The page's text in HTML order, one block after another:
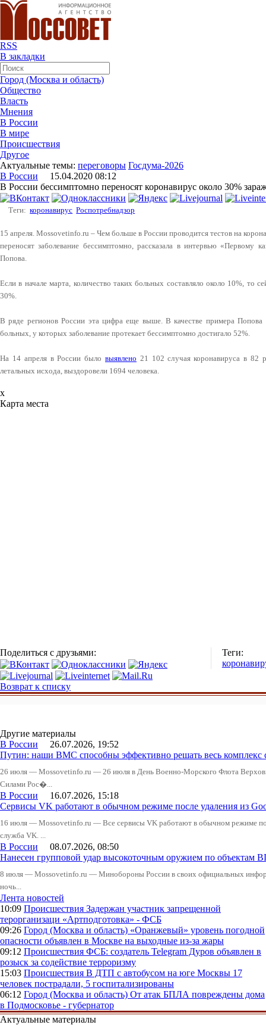
RSS
В закладки
Город (Москва и область)
Общество
Власть
Мнения
В России
В мире
Происшествия
Другое
Актуальные темы: переговоры Госдума-2026
В России 15.04.2020 08:12
В России бессимптомно переносят коронавирус около 30%
Теги: коронавирус Роспотребнадзор
15 апреля. Mossovetinfo.ru – Чем больше в России проводится тестов на
переносят заболевание бессимптомно, рассказала в интервью «Первому
Попова.
Если в начале марта, количество таких больных составляло около 10%, то
30%.
В ряде регионов России эта цифра еще выше. В качестве примера Попова
больных, у которых заболевание протекает бессимптомно достигало 52%.
На 14 апреля в России было выявлено 21 102 случая коронавируса в 82
летальных исхода, выздоровели 1694 человека.
x
Карта места
Поделиться с друзьями:
Теги:
Возврат к списку
Другие материалы
В России 26.07.2026, 19:52
Путин: наши ВМС способны эффективно решать весь комплекс
26 июля — Mossovetinfo.ru — 26 июля в День Военно-Морского Флота
Силами Рос�...
В России 16.07.2026, 15:18
Сервисы VK работают в обычном режиме после удаления из
16 июля — Mossovetinfo.ru — Все сервисы VK работают в обычном режиме
служба VK. ...
В России 08.07.2026, 08:50
Нанесен групповой удар высокоточным оружием по
8 июля — Mossovetinfo.ru — Минобороны России в своих официальных
ночь...
Лента новостей
10:09 Происшествия Задержан участник запрещенной
терорганизаци «Артподготовка» - ФСБ
09:26 Город (Москва и область) «Оранжевый» уровень погодной
опасности объявлен в Москве на выходные из-за жары
09:12 Происшествия ФСБ: создатель Telegram Дуров объявлен в
розыск за содействие терроризму
15:03 Происшествия В ДТП с автобусом на юге Москвы 17
человек пострадали, 5 госпитализированы
06:12 Город (Москва и область) От атак БПЛА повреждены дома
в Подмосковье - губернатор
Актуальные материалы